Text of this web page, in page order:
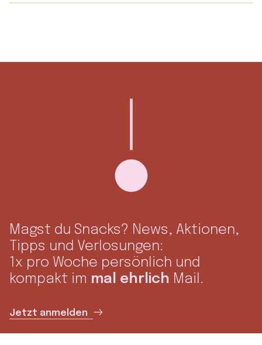
Magst du Snacks? News, Aktionen,
Tipps und Verlosungen:
1x pro Woche persönlich und
kompakt im mal ehrlich Mail.
Jetzt anmelden